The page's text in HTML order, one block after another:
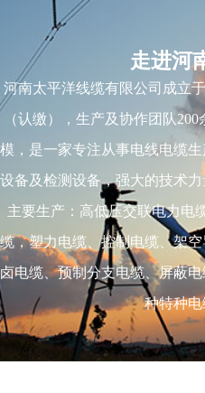
走进河
河南太平洋线缆有限公司成立
（认缴），生产及协作团队
模，是一家专注从事电线电缆
设备及检测设备，强大的技术
主要生产：高低压交联电力电
缆，塑力电缆、控制电缆、架
卤电缆、预制分支电缆、屏蔽
种特种电